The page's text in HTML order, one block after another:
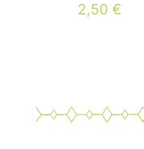
2,50€